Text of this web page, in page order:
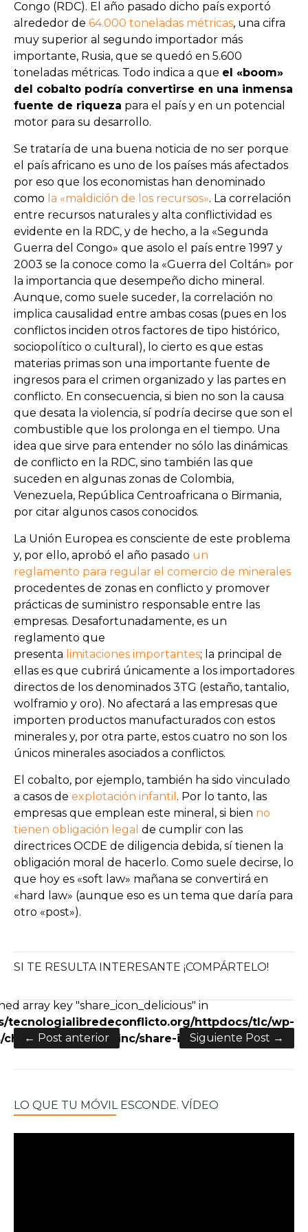
Congo (RDC). El año pasado dicho país exportó
alrededor de 64.000 toneladas métricas, una cifra
muy superior al segundo importador más
importante, Rusia, que se quedó en 5.600
toneladas métricas. Todo indica a que el «boom»
del cobalto podría convertirse en una inmensa
fuente de riqueza para el país y en un potencial
motor para su desarrollo.
Se trataría de una buena noticia de no ser porque
el país africano es uno de los países más afectados
por eso que los economistas han denominado
como la «maldición de los recursos». La correlación
entre recursos naturales y alta conflictividad es
evidente en la RDC, y de hecho, a la «Segunda
Guerra del Congo» que asolo el país entre 1997 y
2003 se la conoce como la «Guerra del Coltán» por
la importancia que desempeño dicho mineral.
Aunque, como suele suceder, la correlación no
implica causalidad entre ambas cosas (pues en los
conflictos inciden otros factores de tipo histórico,
sociopolítico o cultural), lo cierto es que estas
materias primas son una importante fuente de
ingresos para el crimen organizado y las partes en
conflicto. En consecuencia, si bien no son la causa
que desata la violencia, sí podría decirse que son el
combustible que los prolonga en el tiempo. Una
idea que sirve para entender no sólo las dinámicas
de conflicto en la RDC, sino también las que
suceden en algunas zonas de Colombia,
Venezuela, República Centroafricana o Birmania,
por citar algunos casos conocidos.
La Unión Europea es consciente de este problema
y, por ello, aprobó el año pasado un
reglamento para regular el comercio de minerales
procedentes de zonas en conflicto y promover
prácticas de suministro responsable entre las
empresas. Desafortunadamente, es un
reglamento que
presenta limitaciones importantes; la principal de
ellas es que cubrirá únicamente a los importadores
directos de los denominados 3TG (estaño, tantalio,
wolframio y oro). No afectará a las empresas que
importen productos manufacturados con estos
minerales y, por otra parte, estos cuatro no son los
únicos minerales asociados a conflictos.
El cobalto, por ejemplo, también ha sido vinculado
a casos de explotación infantil . Por lo tanto, las
empresas que emplean este mineral, si bien no
tienen obligación legal de cumplir con las
directrices OCDE de diligencia debida, sí tienen la
obligación moral de hacerlo. Como suele decirse, lo
que hoy es «soft law» mañana se convertirá en
«hard law» (aunque eso es un tema que daría para
otro «post»).
SI TE RESULTA INTERESANTE ¡COMPÁRTELO!
array key "share_icon_delicious" in
tecnologialibredeconflicto.org/httpdocs/tlc/wp-
framework/inc/share-icons.phpon line28
← Post anterior Siguiente Post →
LO QUE TU MÓVIL ESCONDE. VÍDEO